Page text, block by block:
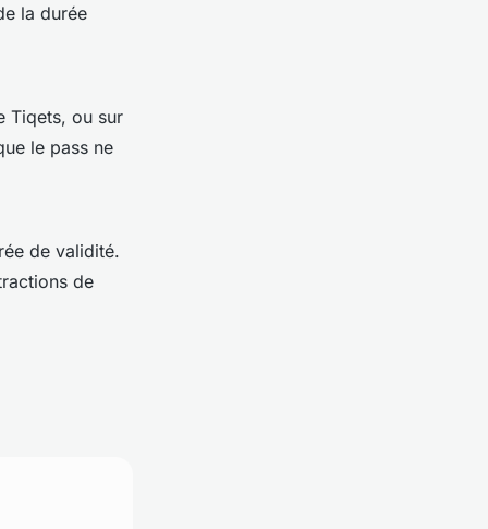
la durée
Tiqets, ou sur
le pass ne
de validité.
de